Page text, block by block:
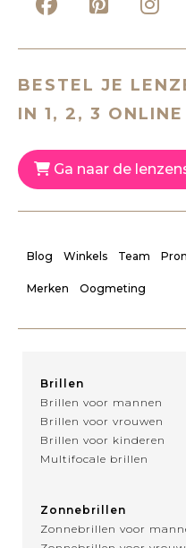
BESTEL JE
IN 1, 2, 3 ONLINE
Ga naar de
Blog Winkels Team
Merken Oogmeting
Brillen
Brillen voor mannen
Brillen voor vrouwen
Brillen voor kinderen
Multifocale brillen
Zonnebrillen
Zonnebrillen voor